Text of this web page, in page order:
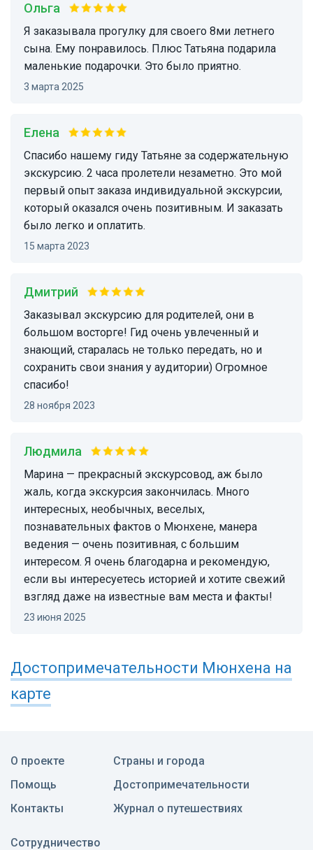
Ольга
Я заказывала прогулку для своего 8ми летнего
сына. Ему понравилось. Плюс Татьяна подарила
маленькие подарочки. Это было приятно.
3 марта 2025
Елена
Спасибо нашему гиду Татьяне за содержательную
экскурсию. 2 часа пролетели незаметно. Это мой
первый опыт заказа индивидуальной экскурсии,
который оказался очень позитивным. И заказать
было легко и оплатить.
15 марта 2023
Дмитрий
Заказывал экскурсию для родителей, они в
большом восторге! Гид очень увлеченный и
знающий, старалась не только передать, но и
сохранить свои знания у аудитории) Огромное
спасибо!
28 ноября 2023
Людмила
Марина — прекрасный экскурсовод, аж было
жаль, когда экскурсия закончилась. Много
интересных, необычных, веселых,
познавательных фактов о Мюнхене, манера
ведения — очень позитивная, с большим
интересом. Я очень благодарна и рекомендую,
если вы интересуетесь историей и хотите свежий
взгляд даже на известные вам места и факты!
23 июня 2025
Достопримечательности Мюнхена на
карте
О проекте
Помощь
Контакты
Страны и города
Достопримечательности
Журнал о путешествиях
Сотрудничество